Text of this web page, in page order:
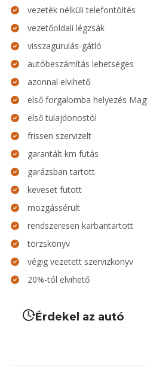
vezeték nélküli telefontöltés
vezetőoldali légzsák
visszagurulás-gátló
autóbeszámítás lehetséges
azonnal elvihető
első forgalomba helyezés
első tulajdonostól
frissen szervizelt
garantált km futás
garázsban tartott
keveset futott
mozgássérült
rendszeresen karbantartott
törzskönyv
végig vezetett szervizkönyv
20%-tól elvihető
Érdekel az autó